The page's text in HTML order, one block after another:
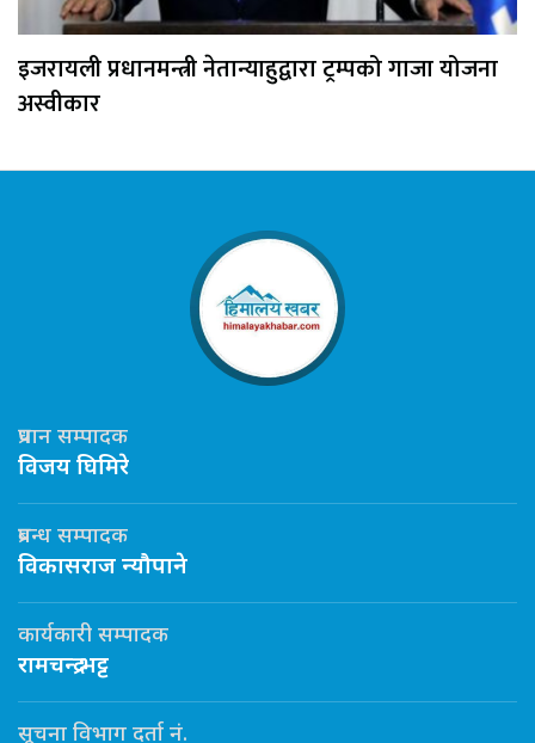
इजरायली प्रधानमन्त्री नेतान्याहुद्वारा ट्रम्पको गाजा योजना
अस्वीकार
प्रधान सम्पादक
विजय घिमिरे
प्रबन्ध सम्पादक
विकासराज न्यौपाने
कार्यकारी सम्पादक
रामचन्द्र भट्ट
सूचना विभाग दर्ता नं.